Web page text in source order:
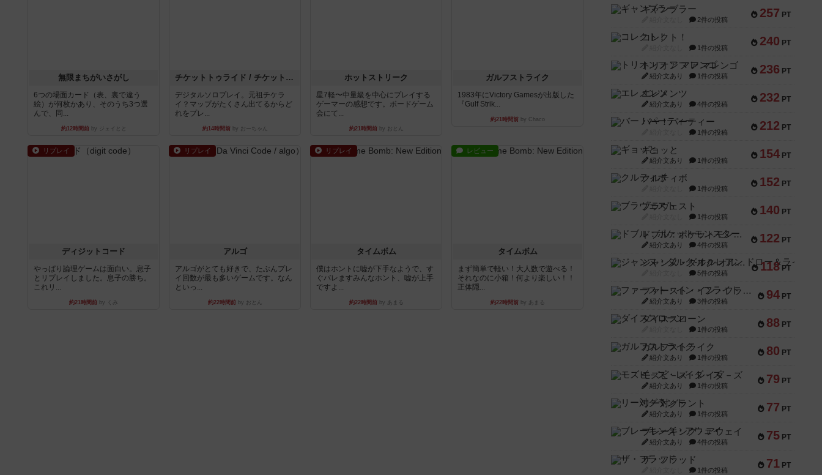
無限まちがいさがし
6つの場面カード（表、裏で違う
絵）が何枚かあり、そのうち3つ選
んで、同...
約12時間前by ジェイとと
チケットトゥライド / チケットトゥライドアメリカ
デジタルソロプレイ。元祖チケラ
イ？マップがたくさん出てるからど
れをプレ...
約14時間前by おーちゃん
ホットストリーク
星7軽〜中量級を中心にプレイする
ゲーマーの感想です。ボードゲーム
会にて...
約21時間前by おとん
ガルフストライク
1983年にVictory Gamesが出版した
『Gulf Strik...
約21時間前by Chaco
リプレイ
ディジットコード
やっぱり論理ゲームは面白い。息子
とリプレイしました。息子の勝ち。
これリ...
約21時間前 by くみ
リプレイ
アルゴ
アルゴがとても好きで、たぶんプレ
イ回数が最も多いゲームです。なん
といっ...
約22時間前by おとん
リプレイ
タイムボム
僕はホントに嘘が下手なようで、す
ぐバレますみんなホント、嘘が上手
ですよ...
約22時間前by あまる
レビュー
タイムボム
まず簡単で軽い！大人数で遊べる！
それなのに小箱！何より楽しい！！
正体隠...
約22時間前by あまる
257 PT
ギャンブラー
2件の投稿
240 PT
コレクト！
1件の投稿
236 PT
トリオンフ ア マレンゴ
紹介文あり 1件の投稿
232 PT
エレメンツ
紹介文あり 4件の投稿
212 PT
バー！パーティー
1件の投稿
154 PT
ギョッと
紹介文あり 1件の投稿
152 PT
クルティボ
1件の投稿
140 PT
ブラヴェスト
1件の投稿
122 PT
ドブル：ポケットモンスター
紹介文あり 4件の投稿
118 PT
ジャンヌ・ダルク-オルレアン ドロー＆ライト
5件の投稿
94 PT
ファースト・イン・フライト
紹介文あり 3件の投稿
88 PT
ダイススローン
1件の投稿
80 PT
ガルフストライク
紹介文あり 1件の投稿
79 PT
モズビ－ズ・レイダ－ズ
紹介文あり 1件の投稿
77 PT
リー対グラント
紹介文あり 1件の投稿
75 PT
ブレーキング・アウェイ
紹介文あり 4件の投稿
71 PT
ザ・フラッド
1件の投稿